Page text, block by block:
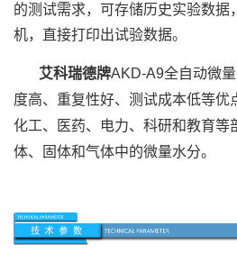
的测试需求，可存储历史实验数据
机，直接打印出试验数据。
艾科瑞德牌AKD-A9全自动微
度高、重复性好、测试成本低等优
化工、医药、电力、科研和教育等
体、固体和气体中的微量水分。